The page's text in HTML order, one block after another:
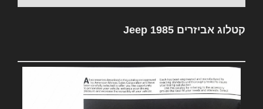
קטלוג אביזרים Jeep 1985